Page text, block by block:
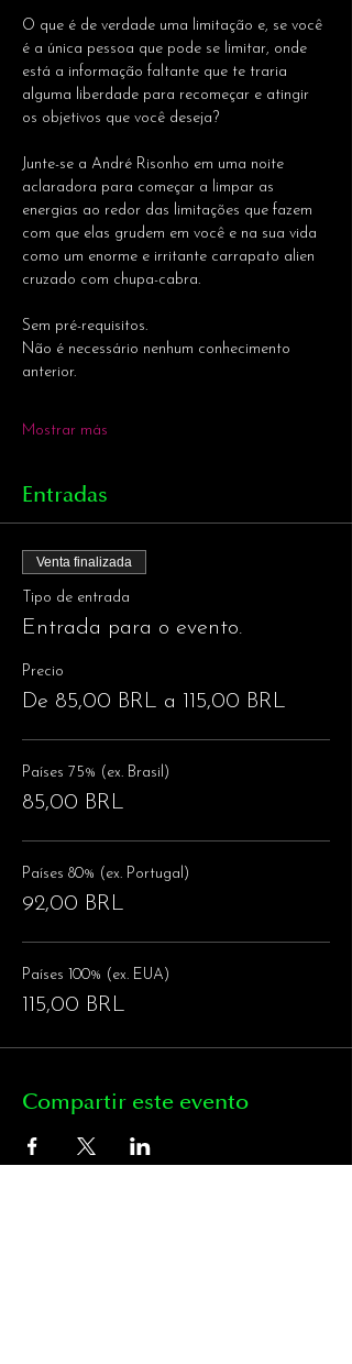
O que é de verdade uma limitação e, se você
é a única pessoa que pode se limitar, onde
está a informação faltante que te traria
alguma liberdade para recomeçar e atingir
os objetivos que você deseja?
Junte-se a André Risonho em uma noite
aclaradora para começar a limpar as
energias ao redor das limitações que fazem
com que elas grudem em você e na sua vida
como um enorme e irritante carrapato alien
cruzado com chupa-cabra.
Sem pré-requisitos.
Não é necessário nenhum conhecimento
anterior.
Mostrar más
Entradas
Venta finalizada
Tipo de entrada
Entrada para o evento.
Precio
De 85,00 BRL a 115,00 BRL
Países 75% (ex. Brasil)
85,00 BRL
Países 80% (ex. Portugal)
92,00 BRL
Países 100% (ex. EUA)
115,00 BRL
Compartir este evento